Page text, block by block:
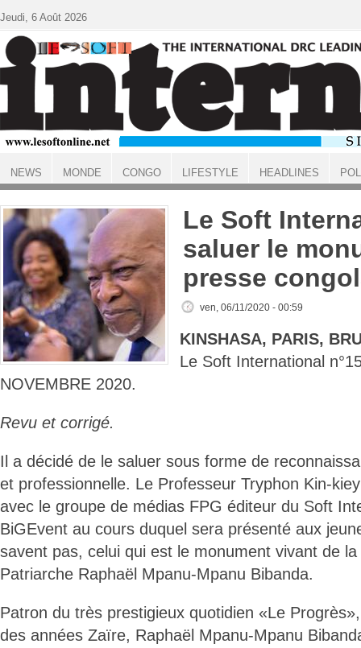
ACCUEIL
Le Soft
saluer le
presse
ven, 06/11/2020 - 00:59
KINSHASA, PARIS,
Le Soft International
NOVEMBRE 2020.
Revu et corrigé.
Il a décidé de le saluer sous forme de
et professionnelle. Le Professeur Tryphon Kin-
avec le groupe de médias FPG éditeur du Soft
BiGEvent au cours duquel sera présenté aux
savent pas, celui qui est le monument vivant de
Patriarche Raphaël Mpanu-Mpanu Bibanda.
Patron du très prestigieux quotidien «Le
des années Zaïre, Raphaël Mpanu-Mpanu
Jeudi, 6 Août 2026
NEWS MONDE CONGO LIFESTYLE HEADLINES